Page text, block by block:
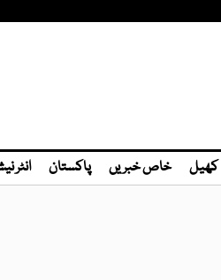
کھیل خاص خبریں پاکستان انٹر